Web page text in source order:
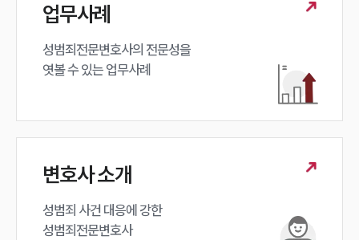
업무사례
성범죄전문변호사의 전문성을
엿볼 수 있는 업무사례
변호사 소개
성범죄 사건 대응에 강한
성범죄전문변호사